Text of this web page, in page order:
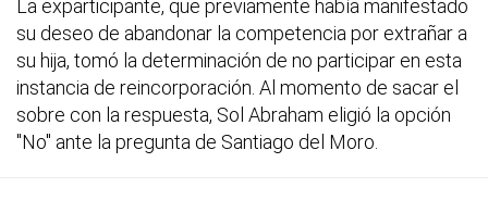
La exparticipante, que previamente había manifestado
su deseo de abandonar la competencia por extrañar a
su hija, tomó la determinación de no participar en esta
instancia de reincorporación. Al momento de sacar el
sobre con la respuesta, Sol Abraham eligió la opción
"No" ante la pregunta de Santiago del Moro.